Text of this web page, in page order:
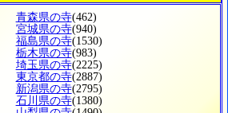
青森県の寺(462)
宮城県の寺(940)
福島県の寺(1530)
栃木県の寺(983)
埼玉県の寺(2225)
東京都の寺(2887)
新潟県の寺(2795)
石川県の寺(1380)